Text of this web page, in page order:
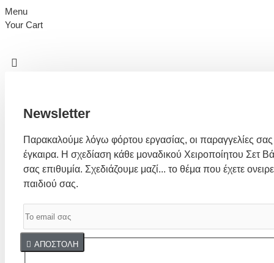
Menu
Your Cart
Newsletter
Παρακαλούμε λόγω φόρτου εργασίας, οι παραγγελίες σας
έγκαιρα. Η σχεδίαση κάθε μοναδικού Χειροποίητου Σετ
σας επιθυμία. Σχεδιάζουμε μαζί... το θέμα που έχετε
παιδιού σας.
ΑΠΟΣΤΟΛΉ
Captcha